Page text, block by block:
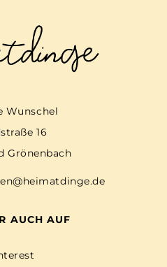
Wunschel
16
Grönenbach
AUCH AUF